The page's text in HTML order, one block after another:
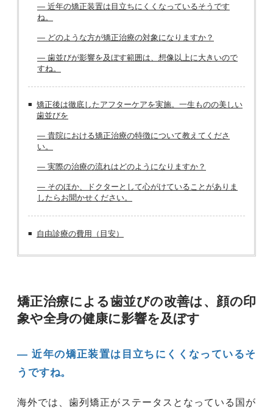
― 近年の矯正装置は目立ちにくくなっているそうです
ね。
― どのような方が矯正治療の対象になりますか？
― 歯並びが影響を及ぼす範囲は、想像以上に大きいので
すね。
矯正後は徹底したアフターケアを実施。一生ものの美しい
歯並びを
― 貴院における矯正治療の特徴について教えてくださ
い。
― 実際の治療の流れはどのようになりますか？
― そのほか、ドクターとして心がけていることがありま
したらお聞かせください。
自由診療の費用（目安）
矯正治療による歯並びの改善は、顔の印
象や全身の健康に影響を及ぼす
― 近年の矯正装置は目立ちにくくなっているそ
うですね。
海外では、歯列矯正がステータスとなっている国が